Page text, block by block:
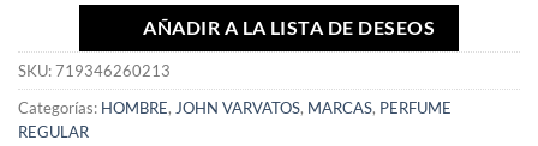
AÑADIR A LA LISTA DE DESEOS
SKU:719346260213
Categorías: HOMBRE, JOHN VARVATOS, MARCAS, PERFUME
REGULAR